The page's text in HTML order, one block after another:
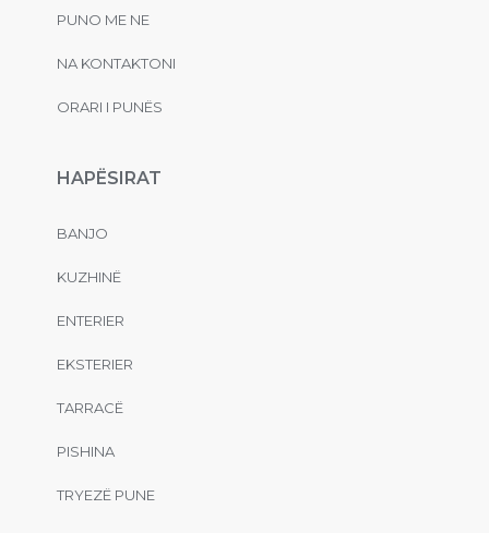
PUNO ME NE
NA KONTAKTONI
ORARI I PUNËS
HAPËSIRAT
BANJO
KUZHINË
ENTERIER
EKSTERIER
TARRACË
PISHINA
TRYEZË PUNE